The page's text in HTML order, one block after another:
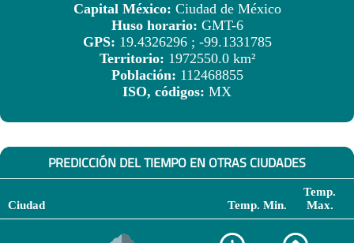
Capital México: Ciudad de México
Huso horario: GMT-6
GPS: 19.4326296 ; -99.1331785
Territorio: 1972550.0 km²
Población: 112468855
ISO, códigos: MX
PREDICCIÓN DEL TIEMPO EN OTRAS CIUDADES
Ciudad Temp. Min.
Temp.
Max.